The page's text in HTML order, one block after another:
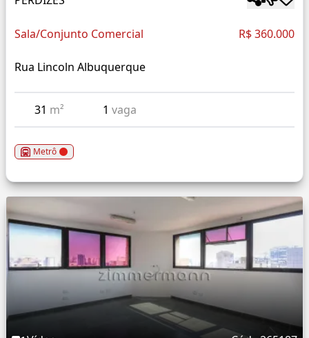
Sala/Conjunto Comercial R$ 360.000
Rua Lincoln Albuquerque
31 m² 1 vaga
Metrô